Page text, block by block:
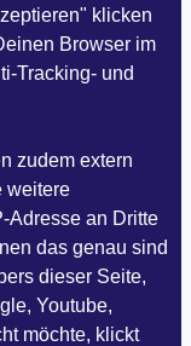
klicken
Browser im
Tracking- und
zudem extern
weitere
Adresse an Dritte
das genau sind
dieser Seite,
Youtube,
möchte, klickt